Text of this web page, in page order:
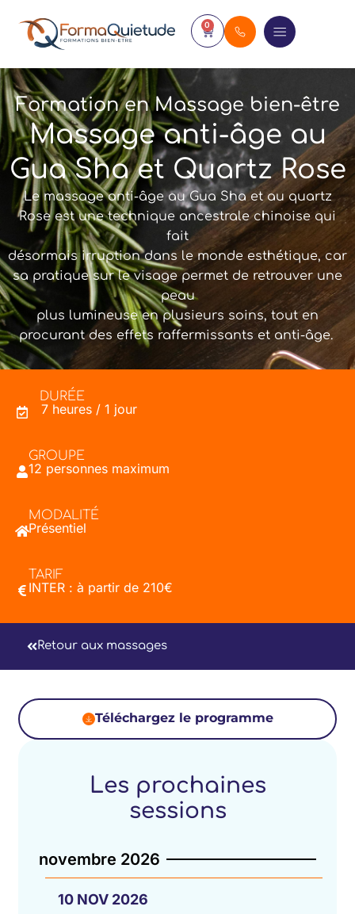
0
Formation en Massage bien-être
Massage anti-âge au
Gua Sha et Quartz Rose
Le massage anti-âge au Gua Sha et au quartz
Rose est une technique ancestrale chinoise qui
fait
désormais irruption dans le monde esthétique, car
sa pratique sur le visage permet de retrouver une
peau
plus lumineuse en plusieurs soins, tout en
procurant des effets raffermissants et anti-âge.
DURÉE
7 heures / 1 jour
GROUPE
12 personnes maximum
MODALITÉ
Présentiel
TARIF
INTER : à partir de 210€
Retour aux massages
Téléchargez le programme
Les prochaines
sessions
novembre 2026
10 NOV 2026